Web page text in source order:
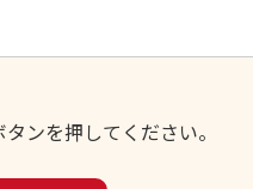
ンを押してください。